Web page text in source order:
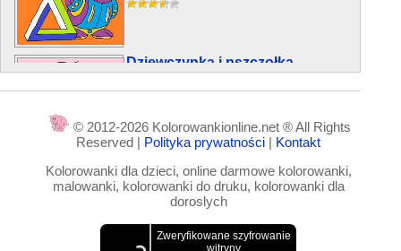
Dziewczynka i pszczołka
Kolorowane: 10,121x
© 2012-2026 Kolorowankionline.net ® All Rights
Reserved | Polityka prywatności | Kontakt
Kolorowanki dla dzieci, online darmowe kolorowanki,
malowanki, kolorowanki do druku, kolorowanki dla
doroslych